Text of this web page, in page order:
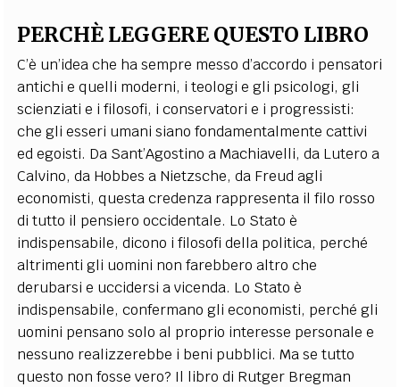
PERCHÈ LEGGERE QUESTO LIBRO
C’è un’idea che ha sempre messo d’accordo i pensatori
antichi e quelli moderni, i teologi e gli psicologi, gli
scienziati e i filosofi, i conservatori e i progressisti:
che gli esseri umani siano fondamentalmente cattivi
ed egoisti. Da Sant’Agostino a Machiavelli, da Lutero a
Calvino, da Hobbes a Nietzsche, da Freud agli
economisti, questa credenza rappresenta il filo rosso
di tutto il pensiero occidentale. Lo Stato è
indispensabile, dicono i filosofi della politica, perché
altrimenti gli uomini non farebbero altro che
derubarsi e uccidersi a vicenda. Lo Stato è
indispensabile, confermano gli economisti, perché gli
uomini pensano solo al proprio interesse personale e
nessuno realizzerebbe i beni pubblici. Ma se tutto
questo non fosse vero? Il libro di Rutger Bregman